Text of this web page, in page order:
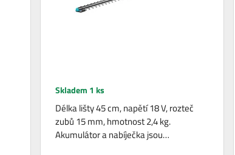
Skladem 1 ks
Délka lišty 45 cm, napětí 18 V, rozteč
zubů 15 mm, hmotnost 2,4 kg.
Akumulátor a nabíječka jsou…